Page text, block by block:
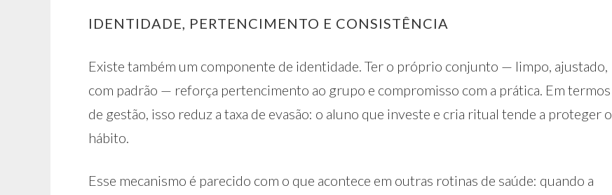
IDENTIDADE, PERTENCIMENTO E CONSISTÊNCIA
Existe também um componente de identidade. Ter o próprio conjunto — limpo, ajustado,
com padrão — reforça pertencimento ao grupo e compromisso com a prática. Em termos
de gestão, isso reduz a taxa de evasão: o aluno que investe e cria ritual tende a proteger o
hábito.
Esse mecanismo é parecido com o que acontece em outras rotinas de saúde: quando a